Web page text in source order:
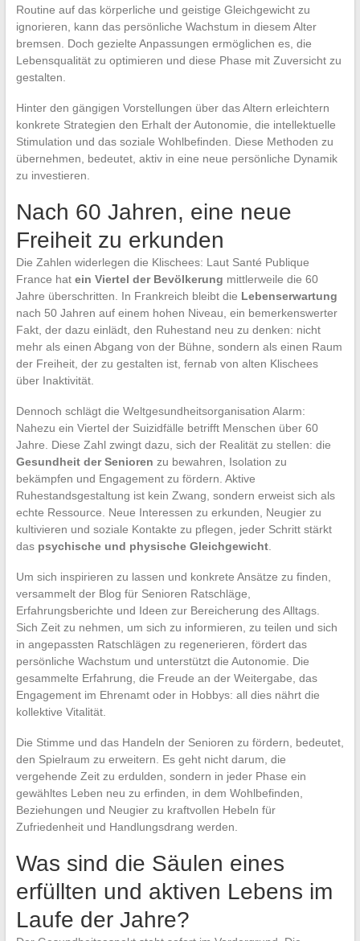
Routine auf das körperliche und geistige Gleichgewicht zu
ignorieren, kann das persönliche Wachstum in diesem Alter
bremsen. Doch gezielte Anpassungen ermöglichen es, die
Lebensqualität zu optimieren und diese Phase mit Zuversicht zu
gestalten.
Hinter den gängigen Vorstellungen über das Altern erleichtern
konkrete Strategien den Erhalt der Autonomie, die intellektuelle
Stimulation und das soziale Wohlbefinden. Diese Methoden zu
übernehmen, bedeutet, aktiv in eine neue persönliche Dynamik
zu investieren.
Nach 60 Jahren, eine neue
Freiheit zu erkunden
Die Zahlen widerlegen die Klischees: Laut Santé Publique
France hat ein Viertel der Bevölkerung mittlerweile die 60
Jahre überschritten. In Frankreich bleibt die Lebens­erwartung
nach 50 Jahren auf einem hohen Niveau, ein bemerkenswerter
Fakt, der dazu einlädt, den Ruhestand neu zu denken: nicht
mehr als einen Abgang von der Bühne, sondern als einen Raum
der Freiheit, der zu gestalten ist, fernab von alten Klischees
über Inaktivität.
Dennoch schlägt die Weltgesundheitsorganisation Alarm:
Nahezu ein Viertel der Suizidfälle betrifft Menschen über 60
Jahre. Diese Zahl zwingt dazu, sich der Realität zu stellen: die
Gesundheit der Senioren zu bewahren, Isolation zu
bekämpfen und Engagement zu fördern. Aktive
Ruhestandsgestaltung ist kein Zwang, sondern erweist sich als
echte Ressource. Neue Interessen zu erkunden, Neugier zu
kultivieren und soziale Kontakte zu pflegen, jeder Schritt stärkt
das psychische und physische Gleichgewicht.
Um sich inspirieren zu lassen und konkrete Ansätze zu finden,
versammelt der Blog für Senioren Ratschläge,
Erfahrungsberichte und Ideen zur Bereicherung des Alltags.
Sich Zeit zu nehmen, um sich zu informieren, zu teilen und sich
in angepassten Ratschlägen zu regenerieren, fördert das
persönliche Wachstum und unterstützt die Autonomie. Die
gesammelte Erfahrung, die Freude an der Weitergabe, das
Engagement im Ehrenamt oder in Hobbys: all dies nährt die
kollektive Vitalität.
Die Stimme und das Handeln der Senioren zu fördern, bedeutet,
den Spielraum zu erweitern. Es geht nicht darum, die
vergehende Zeit zu erdulden, sondern in jeder Phase ein
gewähltes Leben neu zu erfinden, in dem Wohlbefinden,
Beziehungen und Neugier zu kraftvollen Hebeln für
Zufriedenheit und Handlungsdrang werden.
Was sind die Säulen eines
erfüllten und aktiven Lebens im
Laufe der Jahre?